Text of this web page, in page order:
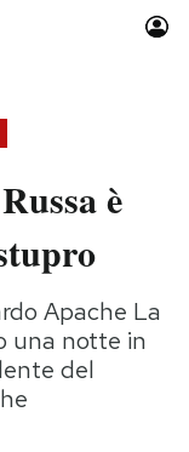
è
Apache La
una notte in
del